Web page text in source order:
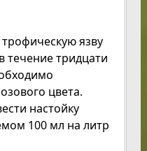
язву
течение тридцати
цвета.
настойку
100 мл на литр